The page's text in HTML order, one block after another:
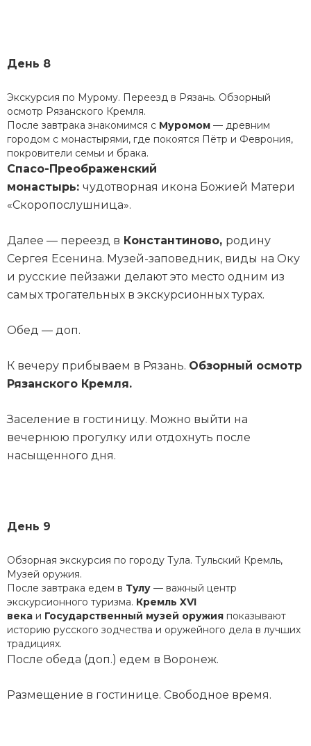
День 8
Экскурсия по Мурому. Переезд в Рязань. Обзорный
осмотр Рязанского Кремля.
После завтрака знакомимся с Муромом — древним
городом с монастырями, где покоятся Пётр и Феврония,
покровители семьи и брака.
Спасо-Преображенский
монастырь: чудотворная икона Божией Матери
«Скоропослушница».
Далее — переезд в Константиново, родину
Сергея Есенина. Музей-заповедник, виды на Оку
и русские пейзажи делают это место одним из
самых трогательных в экскурсионных турах.
Обед — доп.
К вечеру прибываем в Рязань. Обзорный осмотр
Рязанского Кремля.
Заселение в гостиницу. Можно выйти на
вечернюю прогулку или отдохнуть после
насыщенного дня.
День 9
Обзорная экскурсия по городу Тула. Тульский Кремль,
Музей оружия.
После завтрака едем в Тулу — важный центр
экскурсионного туризма. Кремль XVI
века и Государственный музей оружия показывают
историю русского зодчества и оружейного дела в лучших
традициях.
После обеда (доп.) едем в Воронеж.
Размещение в гостинице. Свободное время.